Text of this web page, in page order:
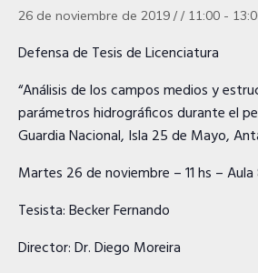
26 de noviembre de 2019 / / 11:00 -
Defensa de Tesis de Licenciatura
“Análisis de los campos medios y
parámetros hidrográficos durante el
Guardia Nacional, Isla 25 de Mayo,
Martes 26 de noviembre – 11 hs – Aula
Tesista: Becker Fernando
Director: Dr. Diego Moreira